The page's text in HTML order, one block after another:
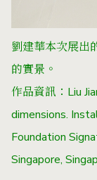
劉建華本次展出
的實景。
作品資訊：Liu
dimensions.
Foundation
Singapore,